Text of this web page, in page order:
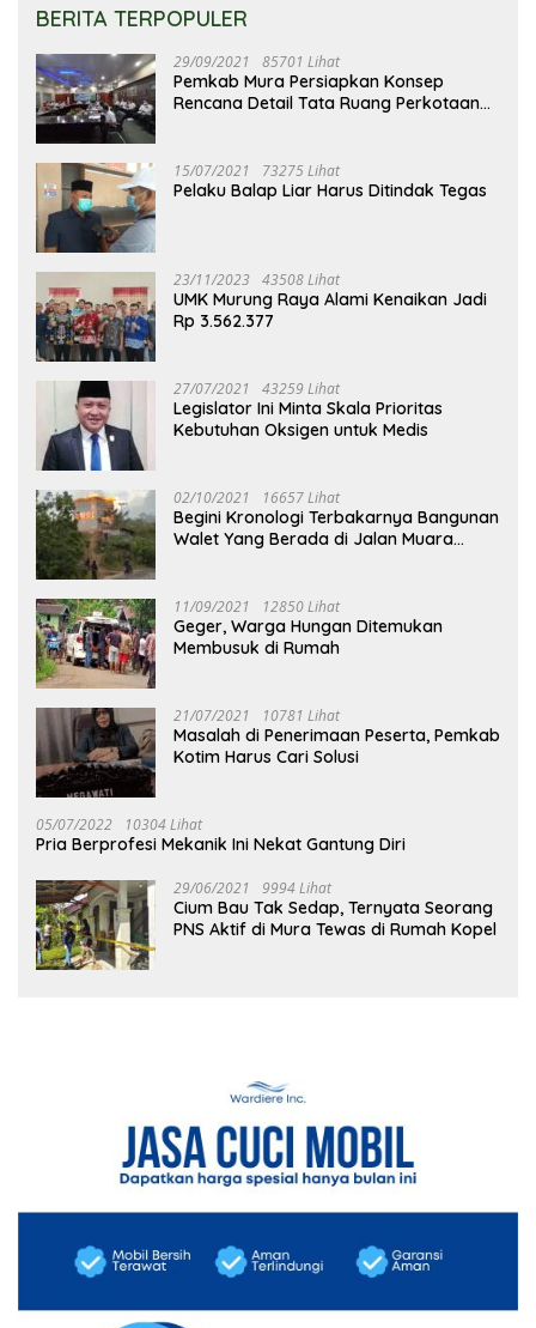
BERITA TERPOPULER
29/09/2021 85701 Lihat
Pemkab Mura Persiapkan Konsep
Rencana Detail Tata Ruang Perkotaan
15/07/2021 73275 Lihat
Pelaku Balap Liar Harus Ditindak Tegas
23/11/2023 43508 Lihat
UMK Murung Raya Alami Kenaikan Jadi
Rp 3.562.377
27/07/2021 43259 Lihat
Legislator Ini Minta Skala Prioritas
Kebutuhan Oksigen untuk Medis
02/10/2021 16657 Lihat
Begini Kronologi Terbakarnya Bangunan
Walet Yang Berada di Jalan Muara
11/09/2021 12850 Lihat
Geger, Warga Hungan Ditemukan
Membusuk di Rumah
21/07/2021 10781 Lihat
Masalah di Penerimaan Peserta, Pemkab
Kotim Harus Cari Solusi
05/07/2022 10304 Lihat
Pria Berprofesi Mekanik Ini Nekat Gantung Diri
29/06/2021 9994 Lihat
Cium Bau Tak Sedap, Ternyata Seorang
PNS Aktif di Mura Tewas di Rumah Kopel